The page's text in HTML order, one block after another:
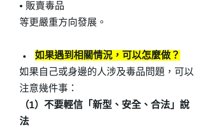
• 販賣毒品
等更嚴重方向發展。
如果遇到相關情況，可以怎麼做？
如果自己或身邊的人涉及毒品問題，可以
注意幾件事：
（1）不要輕信「新型、安全、合法」說
法